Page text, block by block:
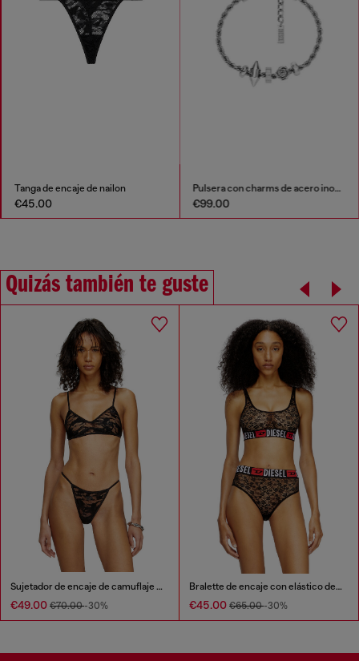
Tanga de encaje de nailon
€45.00
Pulsera con charms de acero inoxidable
€99.00
Quizás también te guste
Sujetador de encaje de camuflaje elástico
€49.00 €70.00-30%
Bralette de encaje con elástico de logo Diesel
€45.00 €65.00-30%